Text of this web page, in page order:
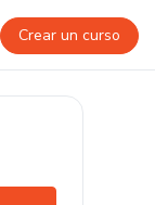
Crear un curso